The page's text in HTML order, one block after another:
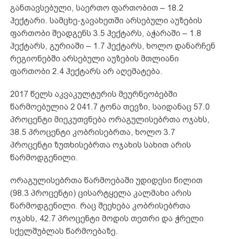
განთავსებული, საერთო ფართობით – 18.2
ჰექტარი. სამცხე-ჯავახეთში არსებული აუზების
ფართობი შეადგენს 3.5 ჰექტარს, აჭარაში – 1.8
ჰექტარს, გურიაში – 1.7 ჰექტარს, ხოლო დანარჩენ
რეგიონებში არსებული აუზების მთლიანი
ფართობი 2.4 ჰექტარს არ აღემატება.
2017 წელს აკვაკულტურის მეურნეობებში
წარმოებულია 2 041.7 ტონა თევზი, საიდანაც 57.0
პროცენტი მიეკუთვნება ორაგულისებრთა ოჯახს,
38.5 პროცენტი კობრისებრთა, ხოლო 3.7
პროცენტი ზუთხისებრთა ოჯახის სახით არის
წარმოდგენილი.
ორაგულისებრთა წარმოებაში უდიდესი წილით
(98.3 პროცენტი) ცისარტყელა კალმახი არის
წარმოდგენილი. რაც შეეხება კობრისებრთა
ოჯახს, 42.7 პროცენტი მოდის თეთრი და ჭრელი
სქელშუბლას წარმოებაზე.